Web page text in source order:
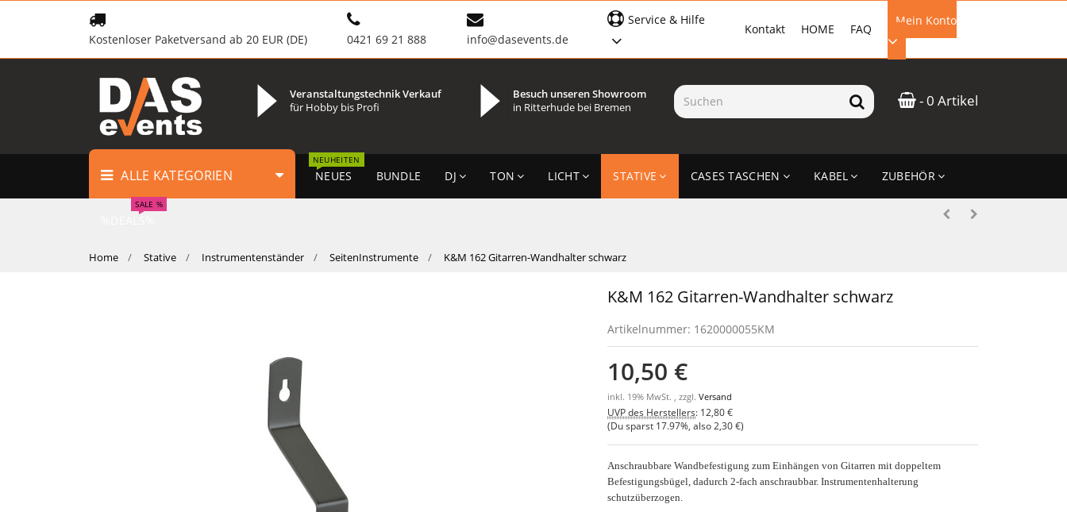
Kostenloser Paketversand ab 20 EUR (DE) 0421 69 21 888 info@dasevents.de
Mein Konto
EMAIL-ADRESSE
ANMELDEN
FAQ
HOME
Kontakt
Service & Hilfe
- 0 Artikel
Veranstaltungstechnik Verkauf
für Hobby bis Profi
Besuch unseren Showroom
in Ritterhude bei Bremen
ALLE KATEGORIEN NEUES
NEUHEITEN
BUNDLE DJ TON LICHT STATIVE CASES TASCHEN KABEL ZUBEHÖR
SALE %
Home Stative Instrumentenständer SeitenInstrumente K&M 162 Gitarren-Wandhalter schwarz
K&M 162 Gitarren-Wandhalter schwarz
Artikelnummer: 1620000055KM
10,50 €
inkl. 19% MwSt. , zzgl.Versand
UVP des Herstellers: 12,80 €
(Du sparst 17.97% , also 2,30 €)
Anschraubbare Wandbefestigung zum Einhängen von Gitarren mit doppeltem
Befestigungsbügel, dadurch 2-fach anschraubbar. Instrumentenhalterung
schutzüberzogen.